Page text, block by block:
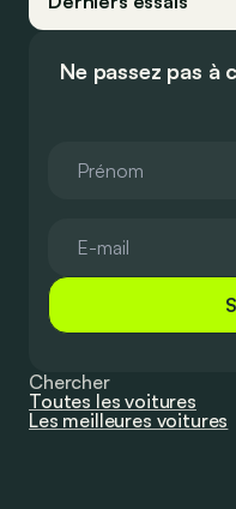
Ne passez pas à
Chercher
Toutes les voitures
Les meilleures voitures